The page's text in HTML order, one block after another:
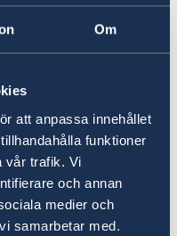
Om
att anpassa innehållet
funktioner
vår trafik. Vi
och annan
medier och
samarbetar med.
på olika
plånboken;
ryggsäcken
och allmänna